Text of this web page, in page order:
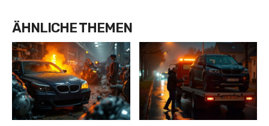
ÄHNLICHE THEMEN